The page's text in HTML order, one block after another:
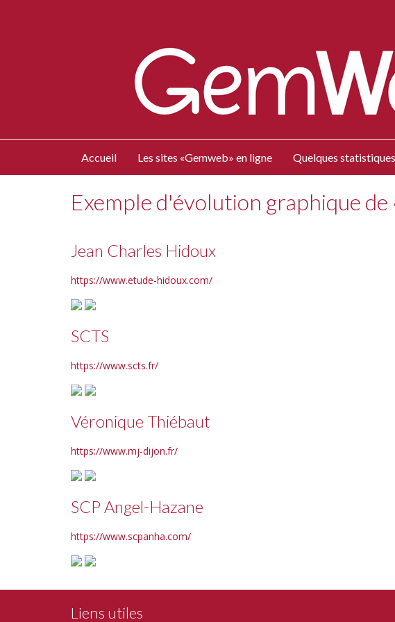
Accueil Les sites «Gemweb» en ligne Quelques statistiques
Exemple d'évolution graphique de
Jean Charles Hidoux
https://www.etude-hidoux.com/
SCTS
https://www.scts.fr/
Véronique Thiébaut
https://www.mj-dijon.fr/
SCP Angel-Hazane
https://www.scpanha.com/
Liens utiles